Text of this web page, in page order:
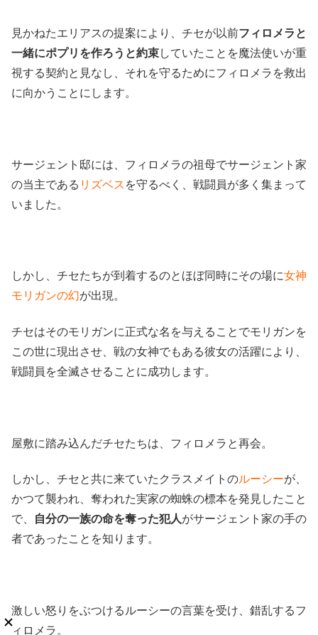
見かねたエリアスの提案により、チセが以前フィロメラと
一緒にポプリを作ろうと約束していたことを魔法使いが重
視する契約と見なし、それを守るためにフィロメラを救出
に向かうことにします。
サージェント邸には、フィロメラの祖母でサージェント家
の当主である リズベス を守るべく、戦闘員が多く集まって
いました。
しかし、チセたちが到着するのとほぼ同時にその場に女神
モリガンの幻が出現。
チセはそのモリガンに正式な名を与えることでモリガンを
この世に現出させ、戦の女神でもある彼女の活躍により、
戦闘員を全滅させることに成功します。
屋敷に踏み込んだチセたちは、フィロメラと再会。
しかし、チセと共に来ていたクラスメイトのルーシーが、
かつて襲われ、奪われた実家の蜘蛛の標本を発見したこと
で、
自分の一族の命を奪った犯人がサージェント家の手の
者であったことを知ります。
激しい怒りをぶつけるルーシーの言葉を受け、錯乱するフ
ィロメラ。